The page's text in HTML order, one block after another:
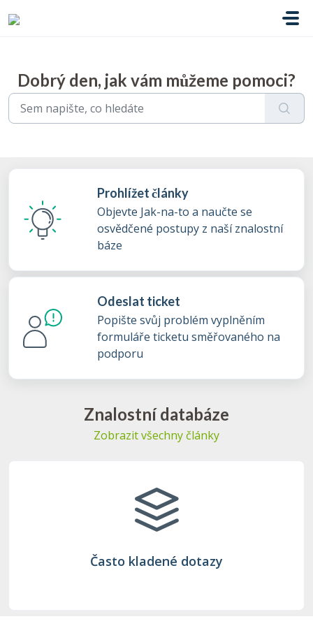
Dobrý den, jak vám můžeme pomoci?
Prohlížet články
Objevte Jak-na-to a naučte se
osvědčené postupy z naší znalostní
báze
Odeslat ticket
Popište svůj problém vyplněním
formuláře ticketu směřovaného na
podporu
Znalostní databáze
Zobrazit všechny články
Často kladené dotazy